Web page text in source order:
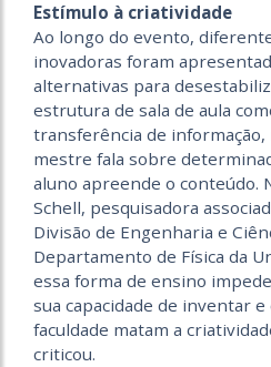
Estímulo à criatividade
Ao longo do evento,
inovadoras foram
alternativas para
estrutura de sala de aula
transferência de informação,
mestre fala sobre
aluno apreende o conteúdo.
Schell, pesquisadora
Divisão de Engenharia e
Departamento de Física da
essa forma de ensino
sua capacidade de inventar e
faculdade matam a
criticou.